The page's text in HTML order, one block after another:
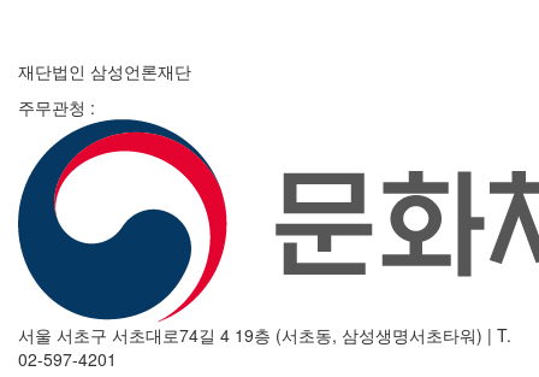
재단법인 삼성언론재단
주무관청 :
서울 서초구 서초대로74길 4 19층 (서초동, 삼성생명서초타워) | T.
02-597-4201